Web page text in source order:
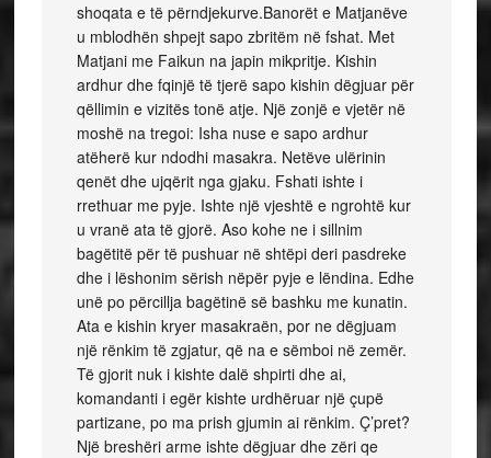
shoqata e të përndjekurve.Banorët e Matjanëve
u mblodhën shpejt sapo zbritëm në fshat. Met
Matjani me Faikun na japin mikpritje. Kishin
ardhur dhe fqinjë të tjerë sapo kishin dëgjuar për
qëllimin e vizitës tonë atje. Një zonjë e vjetër në
moshë na tregoi: Isha nuse e sapo ardhur
atëherë kur ndodhi masakra. Netëve ulërinin
qenët dhe ujqërit nga gjaku. Fshati ishte i
rrethuar me pyje. Ishte një vjeshtë e ngrohtë kur
u vranë ata të gjorë. Aso kohe ne i sillnim
bagëtitë për të pushuar në shtëpi deri pasdreke
dhe i lëshonim sërish nëpër pyje e lëndina. Edhe
unë po përcillja bagëtinë së bashku me kunatin.
Ata e kishin kryer masakraën, por ne dëgjuam
një rënkim të zgjatur, që na e sëmboi në zemër.
Të gjorit nuk i kishte dalë shpirti dhe ai,
komandanti i egër kishte urdhëruar një çupë
partizane, po ma prish gjumin ai rënkim. Ç’pret?
Një breshëri arme ishte dëgjuar dhe zëri qe